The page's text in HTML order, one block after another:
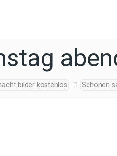
bilder kostenlos Schönen